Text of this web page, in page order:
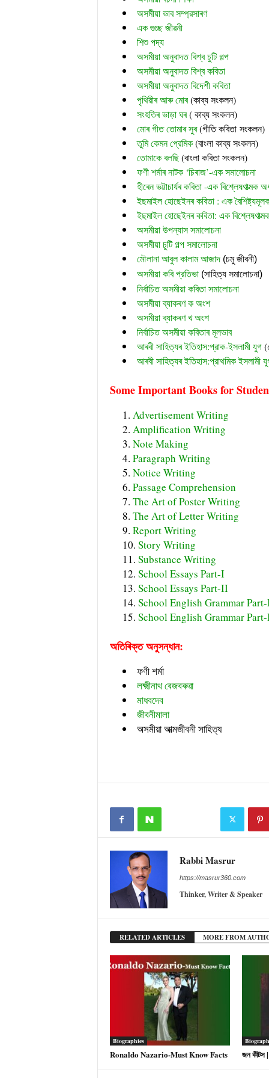
অসমীয়া ভাব সম্প্রসাৰণ
এক গুচ্ছ জীৱনী
শিশু পদ্য
অসমীয়া অনুবাদত বিশ্ব চুটি গল্প
অসমীয়া অনুবাদত বিশ্ব কবিতা
অসমীয়া অনুবাদত বিদেশী কবিতা
পৃথিৱীৰ আৰু মোৰ (কাব্য সংকলন)
সংহতিৰ ভাড়া ঘৰ ( কাব্য সংকলন)
মোৰ গীত তোমাৰ সুৰ (গীতি কবিতা সংকলন)
তুমি কেমন প্রেমিক (বাংলা কাব্য সংকলন)
তোমাকে বলছি (বাংলা কবিতা সংকলন)
ফণী শৰ্মাৰ নাটক ‘চিৰাজ’-এক সমালোচনা
হীৰেন ভট্টাচাৰ্যৰ কবিতা -এক বিশ্লেষণাত্মক
ইছমাইল হোছেইনৰ কবিতা : এক
ইছমাইল হোছেইনৰ কবিতা: এক
অসমীয়া উপন্যাস সমালোচনা
অসমীয়া চুটি গল্প সমালোচনা
মৌলানা আবুল কালাম আজাদ (চমু জীবনী)
অসমীয়া কবি প্রতিভা (সাহিত্য সমালোচনা)
নির্বাচিত অসমীয়া কবিতা সমালোচনা
অসমীয়া ব্যাকৰণ ক অংশ
অসমীয়া ব্যাকৰণ খ অংশ
নির্বাচিত অসমীয়া কবিতাৰ মূলভাব
আৰবী সাহিত্যৰ ইতিহাস:প্রাক-ইসলামী যুগ
আৰবী সাহিত্যৰ ইতিহাস:প্রাথমিক ইসলামী
Some Important Books for
Advertisement Writing
Amplification Writing
Note Making
Paragraph Writing
Notice Writing
Passage Comprehension
The Art of Poster Writing
The Art of Letter Writing
Report Writing
Story Writing
Substance Writing
School Essays Part-I
School Essays Part-II
School English Grammar
School English Grammar
অতিৰিক্ত অনুসন্ধান:
ফণী শৰ্মা
লক্ষ্মীনাথ বেজবৰুৱা
মাধবদেব
জীবনীমালা
অসমীয়া আত্মজীবনী সাহিত্য
Rabbi Masrur
https://masrur360.com
Thinker, Writer & Speaker
RELATED ARTICLES MORE FROM
Biographies
Ronaldo Nazario-Must Know Facts জন